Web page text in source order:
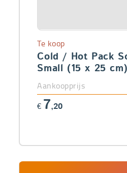
Cold / Hot Pack
Small (15 x 25 cm)
Te koop
Aankoopprijs
€ 7,20